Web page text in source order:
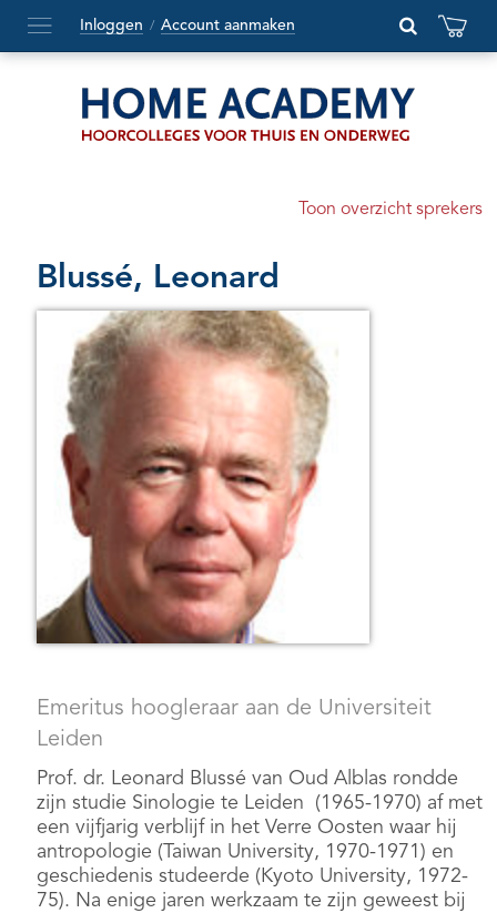
Hoofdmenu
openen
Inloggen / Account aanmaken
Toon overzicht sprekers
Blussé, Leonard
Emeritus hoogleraar aan de Universiteit
Leiden
Prof. dr. Leonard Blussé van Oud Alblas rondde
zijn studie Sinologie te Leiden (1965-1970) af met
een vijfjarig verblijf in het Verre Oosten waar hij
antropologie (Taiwan University, 1970-1971) en
geschiedenis studeerde (Kyoto University, 1972-
75). Na enige jaren werkzaam te zijn geweest bij